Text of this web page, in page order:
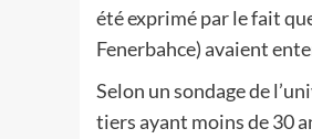
été exprimé par le fait
Fenerbahce) avaient
Selon un sondage de
tiers ayant moins de 30